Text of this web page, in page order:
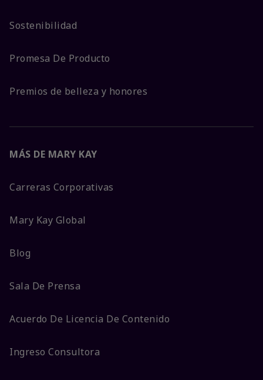
Sostenibilidad
Promesa De Producto
Premios de belleza y honores
MÁS DE MARY KAY
Carreras Corporativas
Mary Kay Global
Blog
Sala De Prensa
Acuerdo De Licencia De Contenido
Ingreso Consultora